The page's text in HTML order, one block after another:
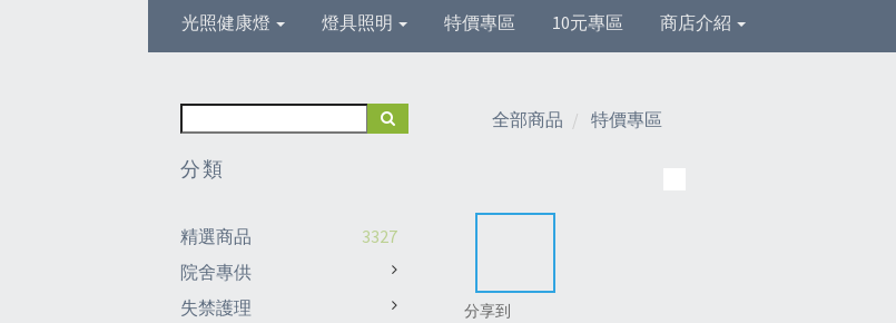
光照健康燈 燈具照明 特價專區 10元專區 商店介紹
分類
精選商品
3327
院舍專供
失禁護理
全部商品 特價專區
分享到